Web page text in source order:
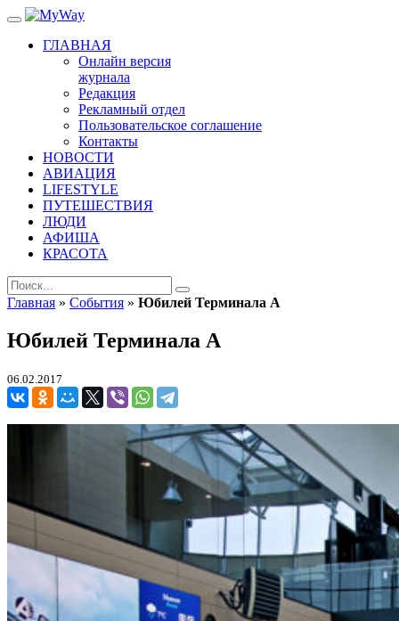
ГЛАВНАЯ
Онлайн версия
журнала
Редакция
Рекламный отдел
Пользовательское соглашение
Контакты
НОВОСТИ
АВИАЦИЯ
LIFESTYLE
ПУТЕШЕСТВИЯ
ЛЮДИ
АФИША
КРАСОТА
Главная » События » Юбилей Терминала А
Юбилей Терминала А
06.02.2017